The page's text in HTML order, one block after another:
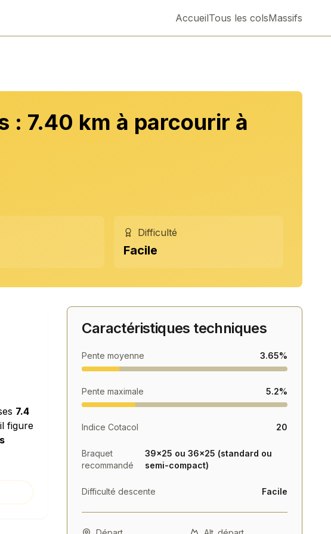
AccueilTous les colsMassifs
: 7.40 km à parcourir à
Difficulté
Facile
7.4
figure
une
Caractéristiques techniques
Pente moyenne 3.65%
Pente maximale 5.2%
Indice Cotacol 20
Braquet
recommandé
39×25 ou 36×25 (standard ou
semi-compact)
Difficulté descente Facile